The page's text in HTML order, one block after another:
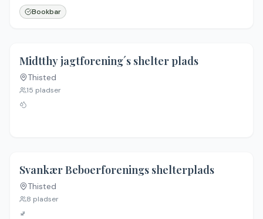
Bookbar
Midtthy jagtforening´s shelter plads
Thisted
15 pladser
Svankær Beboerforenings shelterplads
Thisted
8 pladser
🚽